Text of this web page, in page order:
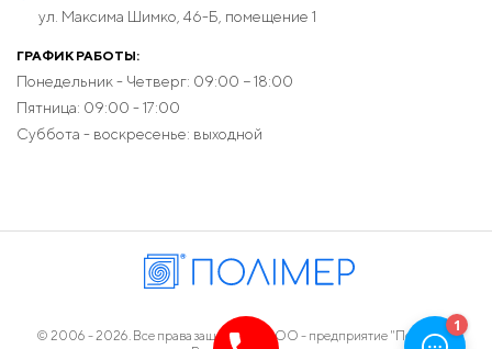
ул. Максима Шимко, 46-Б, помещение 1
ГРАФИК РАБОТЫ:
Понедельник - Четверг: 09:00 − 18:00
Пятница: 09:00 - 17:00
Суббота - воскресенье: выходной
© 2006 - 2026. Все права защищены. ООО - предприятие "Полимер",